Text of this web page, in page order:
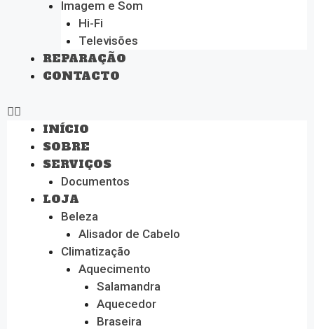
Imagem e Som
Hi-Fi
Televisões
REPARAÇÃO
CONTACTO
INÍCIO
SOBRE
SERVIÇOS
Documentos
LOJA
Beleza
Alisador de Cabelo
Climatização
Aquecimento
Salamandra
Aquecedor
Braseira